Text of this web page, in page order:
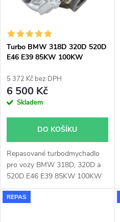
Turbo BMW 318D 320D 520D
E46 E39 85KW 100KW
5 372 Kč bez DPH
6 500 Kč
Skladem
DO KOŠÍKU
Repasované turbodmychadlo
pro vozy BMW 318D, 320D a
520D E46 E39 85KW 100KW
Garrett 700447
REPAS